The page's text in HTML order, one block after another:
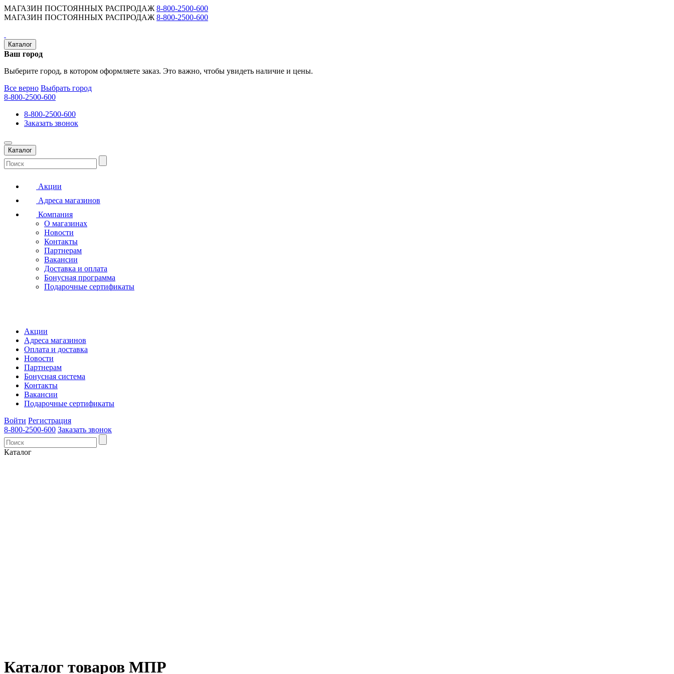
МАГАЗИН ПОСТОЯННЫХ РАСПРОДАЖ 8-800-2500-600
МАГАЗИН ПОСТОЯННЫХ РАСПРОДАЖ 8-800-2500-600
Каталог
Ваш город
Выберите город, в котором оформляете заказ. Это важно, чтобы увидеть наличие и цены.
Все верно Выбрать город
8-800-2500-600
8-800-2500-600
Заказать звонок
Каталог
Акции
Адреса магазинов
Компания
О магазинах
Новости
Контакты
Партнерам
Вакансии
Доставка и оплата
Бонусная программа
Подарочные сертификаты
Акции
Адреса магазинов
Оплата и доставка
Новости
Партнерам
Бонусная система
Контакты
Вакансии
Подарочные сертификаты
Войти Регистрация
8-800-2500-600 Заказать звонок
Каталог
Каталог товаров МПР